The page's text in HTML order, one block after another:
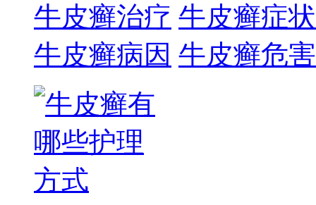
牛皮癣治疗 牛皮癣症状
牛皮癣病因 牛皮癣危害